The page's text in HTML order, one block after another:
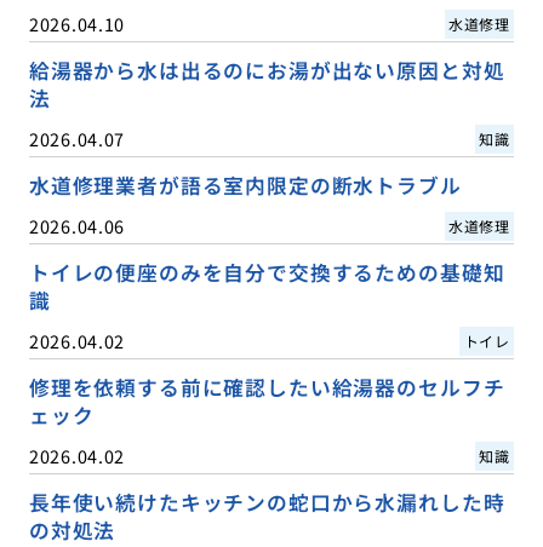
2026.04.10 水道修理
給湯器から水は出るのにお湯が出ない原因と対処
法
2026.04.07 知識
水道修理業者が語る室内限定の断水トラブル
2026.04.06 水道修理
トイレの便座のみを自分で交換するための基礎知
識
2026.04.02 トイレ
修理を依頼する前に確認したい給湯器のセルフチ
ェック
2026.04.02 知識
長年使い続けたキッチンの蛇口から水漏れした時
の対処法